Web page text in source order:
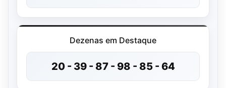
Dezenas em Destaque
20 - 39 - 87 - 98 - 85 - 64